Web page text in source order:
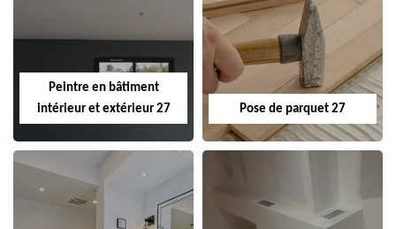
Peintre en bâtiment
intérieur et extérieur 27
Pose de parquet 27